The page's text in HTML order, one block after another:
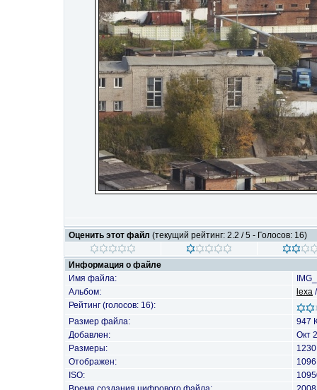
Оценить этот файл (текущий рейтинг: 2.2 / 5 - Голосов: 16)
Информация о файле
Имя файла:
Альбом:
lexa
Рейтинг (голосов: 16):
Размер файла:
947
Добавлен:
Окт
Размеры:
Отображен:
ISO: